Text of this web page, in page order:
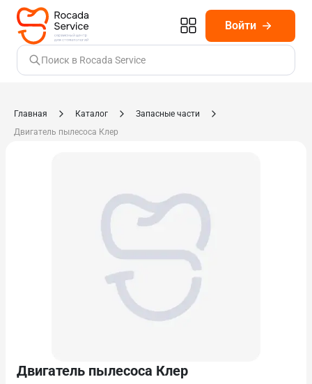
Войти
Поиск в Rocada Service
Главная Каталог
Запасные части
Двигатель пылесоса Клер
Двигатель пылесоса Клер